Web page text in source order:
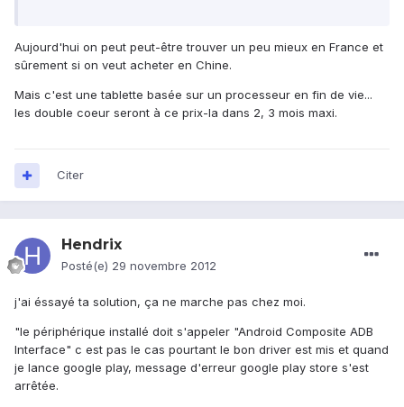
Aujourd'hui on peut peut-être trouver un peu mieux en France et
sûrement si on veut acheter en Chine.
Mais c'est une tablette basée sur un processeur en fin de vie...
les double coeur seront à ce prix-la dans 2, 3 mois maxi.
Citer
Hendrix
Posté(e) 29 novembre 2012
j'ai éssayé ta solution, ça ne marche pas chez moi.
"le périphérique installé doit s'appeler "Android Composite ADB
Interface" c est pas le cas pourtant le bon driver est mis et quand
je lance google play, message d'erreur google play store s'est
arrêtée.